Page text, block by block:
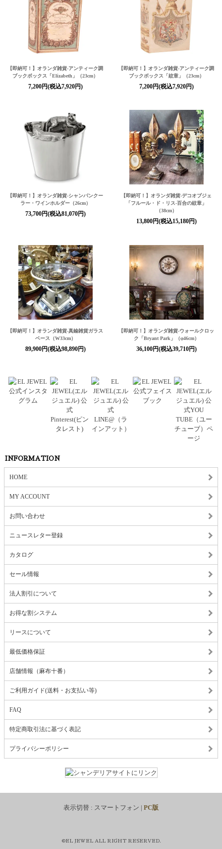
【即納可！】オランダ雑貨-アンティーク調
ブックボックス「Elizabeth」（23cm）
7,200円(税込7,920円)
【即納可！】オランダ雑貨-アンティーク調
ブックボックス「紋章」（23cm）
7,200円(税込7,920円)
【即納可！】オランダ雑貨-シャンパンクー
ラー・ワインホルダー（26cm）
73,700円(税込81,070円)
【即納可！】オランダ雑貨-デコオブジェ
「フルール・ド・リス-百合の紋章」
（38cm）
13,800円(税込15,180円)
【即納可！】オランダ雑貨-真鍮雑貨ガラス
ベース（W33cm）
89,900円(税込98,890円)
【即納可！】オランダ雑貨-ウォールクロッ
ク「Bryant Park」（φ46cm）
36,100円(税込39,710円)
INFORMATION
HOME
MY ACCOUNT
お問い合わせ
ニュースレター登録
カタログ
セール情報
法人割引について
お得な割システム
リースについて
最低価格保証
店舗情報（麻布十番）
ご利用ガイド(送料・お支払い等)
FAQ
特定商取引法に基づく表記
プライバシーポリシー
表示切替 : スマートフォン | PC版
©EL JEWEL ALL RIGHT RESERVED.